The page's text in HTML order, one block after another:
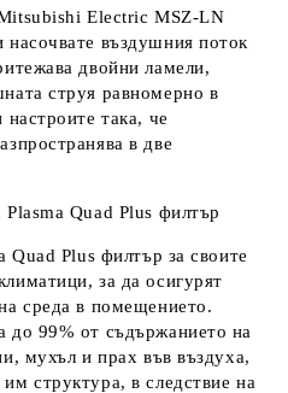
Electric MSZ-LN
въздушния поток
двойни ламели,
струя равномерно в
така, че
в две
Quad Plus филтър
Quad Plus филтър за своите
за да осигурят
среда в помещението.
до 99% от съдържанието на
мухъл и прах във въздуха,
структура, в следствие на